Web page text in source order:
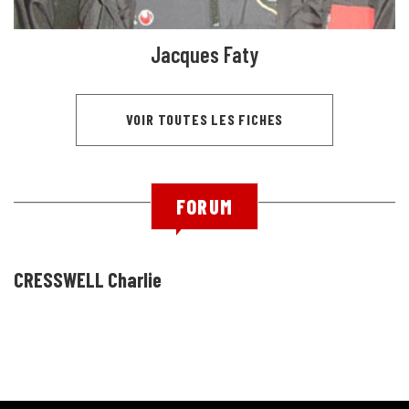
Jacques Faty
VOIR TOUTES LES FICHES
FORUM
CRESSWELL Charlie